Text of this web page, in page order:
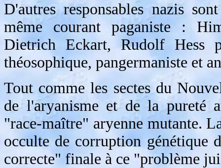
D'autres responsables nazis
même courant paganiste :
Dietrich Eckart, Rudolf Hess
théosophique, pangermaniste et
Tout comme les sectes du
de l'aryanisme et de la pureté
"race-maître" aryenne mutante.
occulte de corruption génétique
correcte" finale à ce "problème